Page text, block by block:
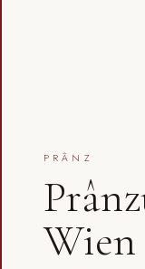
PRÂNZ
Wien